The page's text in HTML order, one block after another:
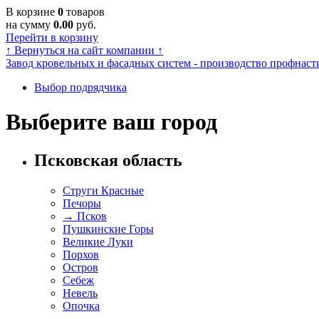
В корзине 0 товаров
на сумму 0.00 руб.
Перейти в корзину
↑ Вернуться на сайт компании ↑
Завод кровельных и фасадных систем - производство
Выбор подрядчика
Выберите ваш город
Псковская область
Струги Красные
Печоры
→ Псков
Пушкинские Горы
Великие Луки
Порхов
Остров
Себеж
Невель
Опочка